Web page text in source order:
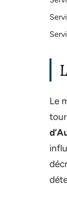
Le